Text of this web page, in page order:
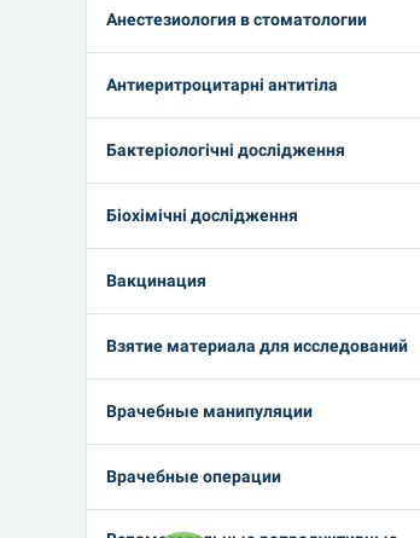
Анестезиология в стоматологии
Антиеритроцитарні антитіла
Бактеріологічні дослідження
Біохімічні дослідження
Вакцинация
Взятие материала для исследований
Врачебные манипуляции
Врачебные операции